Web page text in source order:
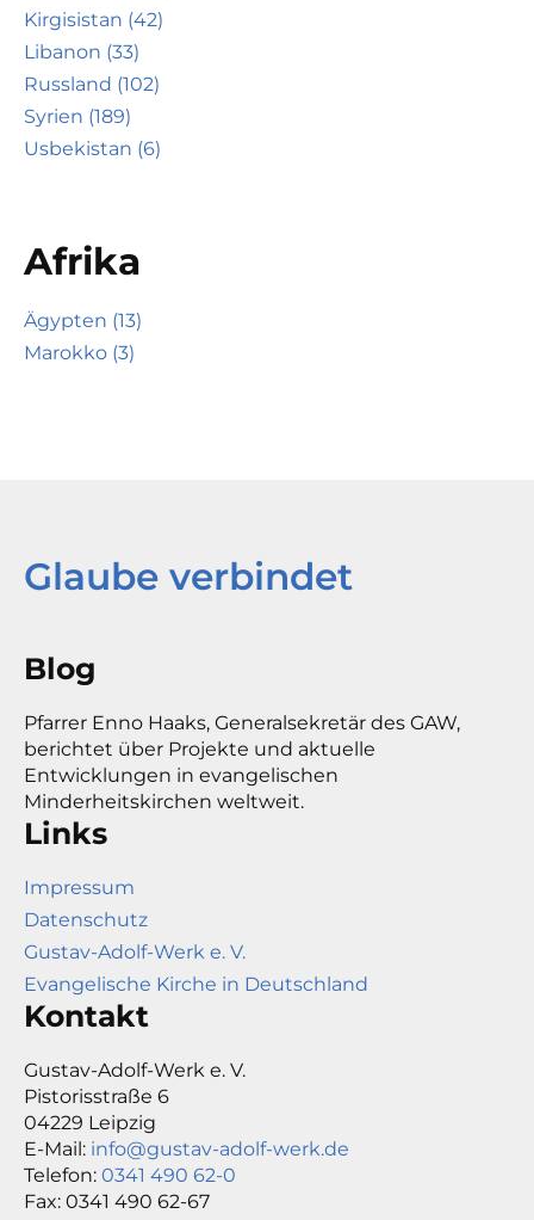
Kirgisistan (42)
Libanon (33)
Russland (102)
Syrien (189)
Usbekistan (6)
Afrika
Ägypten (13)
Marokko (3)
Glaube verbindet
Blog
Pfarrer Enno Haaks, Generalsekretär des GAW,
berichtet über Projekte und aktuelle
Entwicklungen in evangelischen
Minderheitskirchen weltweit.
Links
Impressum
Datenschutz
Gustav-Adolf-Werk e. V.
Evangelische Kirche in Deutschland
Kontakt
Gustav-Adolf-Werk e. V.
Pistorisstraße 6
04229 Leipzig
E-Mail: info@gustav-adolf-werk.de
Telefon: 0341 490 62-0
Fax: 0341 490 62-67